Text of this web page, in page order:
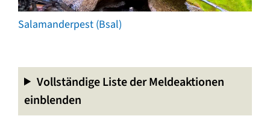
Salamanderpest (Bsal)
Vollständige Liste der Meldeaktionen
einblenden